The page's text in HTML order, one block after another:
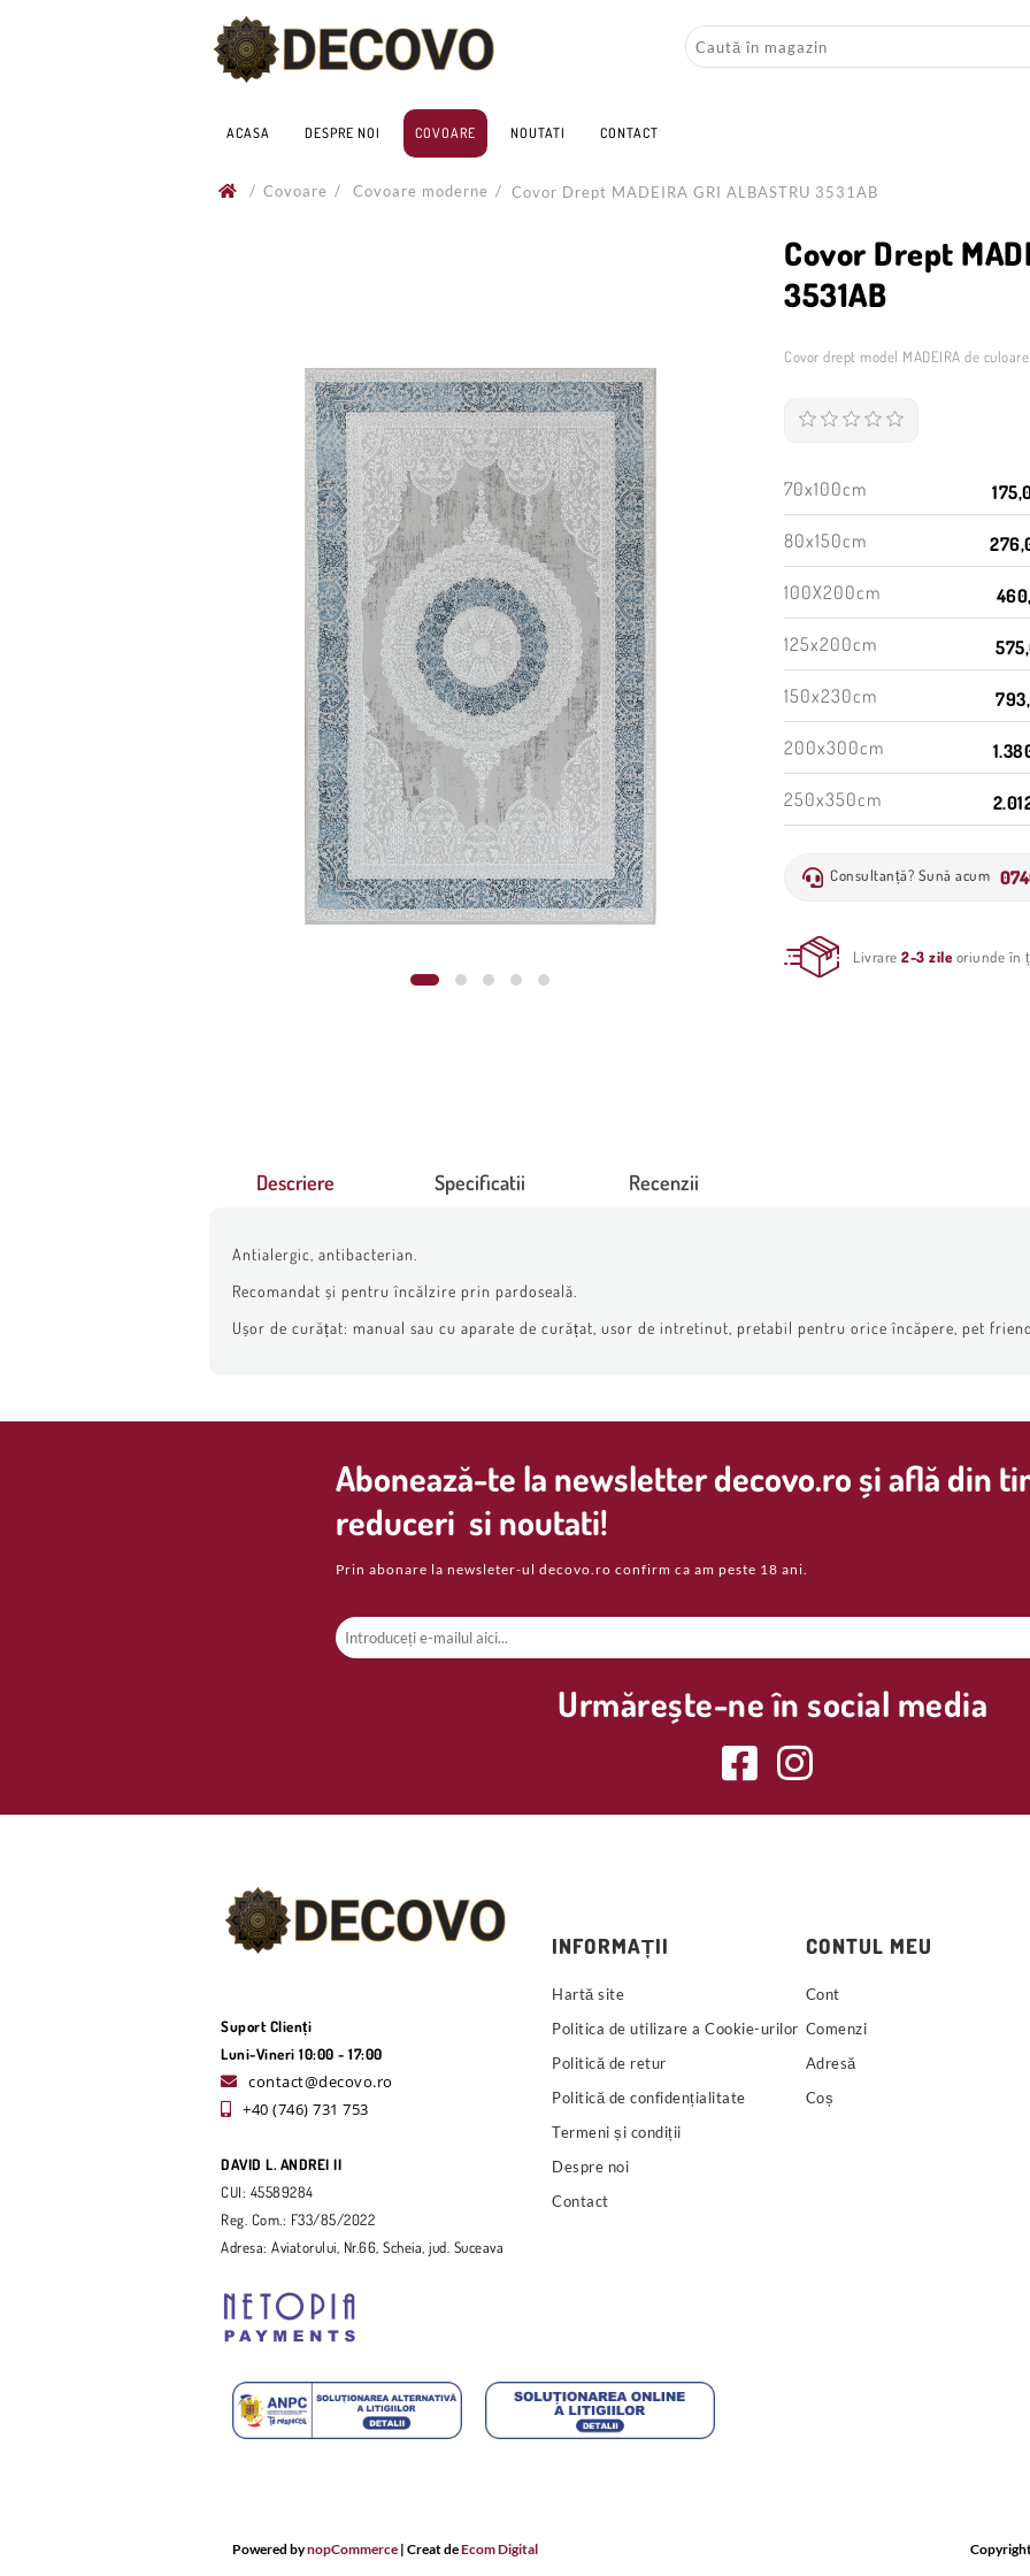
ACASA DESPRE NOI COVOARE NOUTATI CONTACT
/ Covoare / Covoare moderne / Covor Drept MADEIRA GRI ALBASTRU 3531AB
Covor Drept
3531AB
Covor drept model MADEIRA de
70x100cm
80x150cm
100X200cm
125x200cm
150x230cm
200x300cm
250x350cm
Consultanță? Sună acum
Livrare2-3 zile oriunde în
Descriere Specificatii Recenzii
Antialergic, antibacterian.
Recomandat și pentru încălzire prin pardoseală.
Ușor de curățat: manual sau cu aparate de curățat, usor de intretinut, pretabil pentru orice încăpere, pet
Abonează-te la newsletter decovo.ro și află din
reduceri si noutati!
Prin abonare la newsleter-ul decovo.ro confirm ca am peste 18 ani.
Urmărește-ne în social media
Suport Clienți
Luni-Vineri 10:00 - 17:00
contact@decovo.ro
+40 (746) 731 753
DAVID L. ANDREI II
CUI: 45589284
Reg. Com.: F33/85/2022
Adresa: Aviatorului, Nr.66, Scheia, jud. Suceava
INFORMAȚII
Hartă site
Politica de utilizare a Cookie-urilor
Politică de retur
Politică de confidențialitate
Termeni și condiții
Despre noi
Contact
CONTUL MEU
Cont
Comenzi
Adresă
Coș
Powered bynopCommerce | Creat deEcom Digital